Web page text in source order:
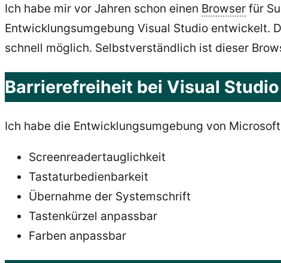
Ich habe mir vor Jahren schon einen Browser für
Entwicklungsumgebung Visual Studio entwickelt.
schnell möglich. Selbstverständlich ist dieser
Barrierefreiheit bei Visual Studio
Ich habe die Entwicklungsumgebung von
Screenreadertauglichkeit
Tastaturbedienbarkeit
Übernahme der Systemschrift
Tastenkürzel anpassbar
Farben anpassbar